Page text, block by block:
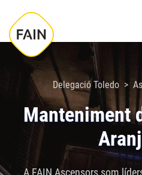
este
sitio
sistema
Delegació Toledo
Manteniment
A FAIN Ascensors som